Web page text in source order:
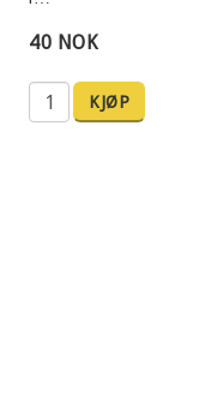
40 NOK
KJØP